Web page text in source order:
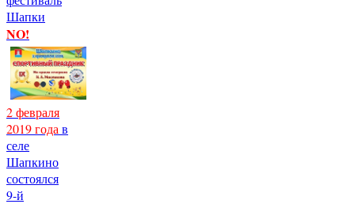
Шапки
NO!
2 февраля
2019 года в
селе
Шапкино
состоялся
9-й